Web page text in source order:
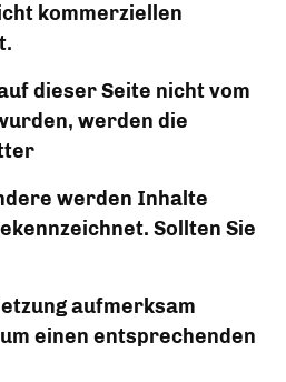
kommerziellen
dieser Seite nicht vom
werden die
werden Inhalte
Sollten Sie
aufmerksam
einen entsprechenden